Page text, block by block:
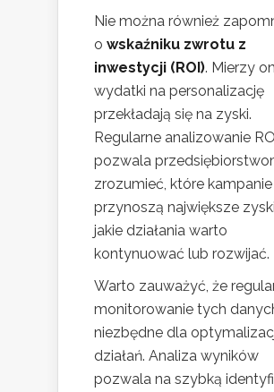
Nie można również
o wskaźniku zwrotu z
inwestycji (ROI). Mierzy
wydatki na personalizację
przekładają się na zyski.
Regularne analizowanie
pozwala
zrozumieć, które kampanie
przynoszą największe
jakie działania warto
kontynuować lub rozwijać.
Warto zauważyć, że
monitorowanie tych
niezbędne dla
działań. Analiza wyników
pozwala na szybką